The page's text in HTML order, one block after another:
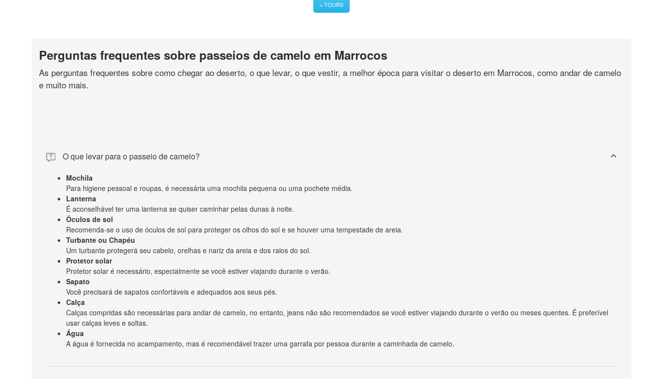
+ TOURS
Perguntas frequentes sobre passeios de camelo em Marrocos
As perguntas frequentes sobre como chegar ao deserto, o que levar, o que vestir, a melhor época para visitar o deserto em Marrocos, como andar de camelo
e muito mais.
O que levar para o passeio de camelo?
Mochila
Para higiene pessoal e roupas, é necessária uma mochila pequena ou uma pochete média.
Lanterna
É aconselhável ter uma lanterna se quiser caminhar pelas dunas à noite.
Óculos de sol
Recomenda-se o uso de óculos de sol para proteger os olhos do sol e se houver uma tempestade de areia.
Turbante ou Chapéu
Um turbante protegerá seu cabelo, orelhas e nariz da areia e dos raios do sol.
Protetor solar
Protetor solar é necessário, especialmente se você estiver viajando durante o verão.
Sapato
Você precisará de sapatos confortáveis ​​e adequados aos seus pés.
Calça
Calças compridas são necessárias para andar de camelo, no entanto, jeans não são recomendados se você estiver viajando durante o verão ou meses quentes. É preferível
usar calças leves e soltas.
Água
A água é fornecida no acampamento, mas é recomendável trazer uma garrafa por pessoa durante a caminhada de camelo.